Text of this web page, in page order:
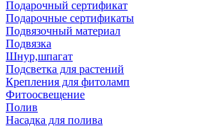
Подарочный сертификат
Подарочные сертификаты
Подвязочный материал
Подвязка
Шнур,шпагат
Подсветка для растений
Крепления для фитоламп
Фитоосвещение
Полив
Насадка для полива